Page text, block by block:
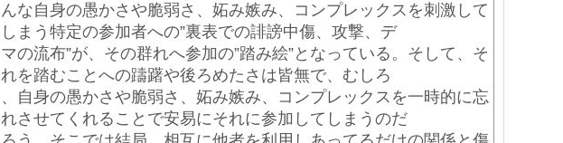
んな自身の愚かさや脆弱さ、妬み嫉み、コンプレックスを刺激して
しまう特定の参加者への”裏表での誹謗中傷、攻撃、デ
マの流布”が、その群れへ参加の”踏み絵”となっている。そして、そ
れを踏むことへの躊躇や後ろめたさは皆無で、むしろ
、自身の愚かさや脆弱さ、妬み嫉み、コンプレックスを一時的に忘
れさせてくれることで安易にそれに参加してしまうのだ